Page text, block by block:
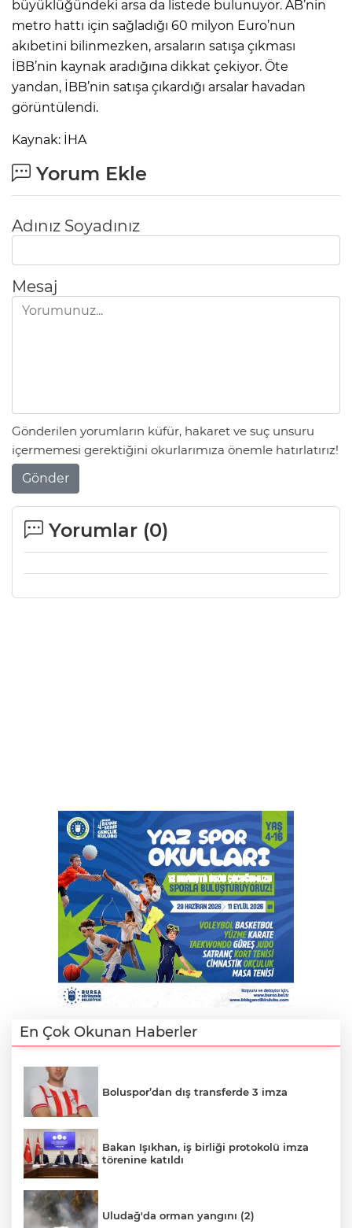
büyüklüğündeki arsa da listede bulunuyor. AB’nin
metro hattı için sağladığı 60 milyon Euro’nun
akıbetini bilinmezken, arsaların satışa çıkması
İBB’nin kaynak aradığına dikkat çekiyor. Öte
yandan, İBB’nin satışa çıkardığı arsalar havadan
görüntülendi.
Kaynak: İHA
Yorum Ekle
Adınız Soyadınız
Mesaj
Gönderilen yorumların küfür, hakaret ve suç unsuru
içermemesi gerektiğini okurlarımıza önemle hatırlatırız!
Gönder
Yorumlar (0)
En Çok Okunan Haberler
Boluspor’dan dış transferde 3 imza
Bakan Işıkhan, iş birliği protokolü imza
törenine katıldı
Uludağ'da orman yangını (2)